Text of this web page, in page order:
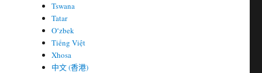
Tswana
Tatar
Oʻzbek
Tiếng Việt
Xhosa
中文 (香港)